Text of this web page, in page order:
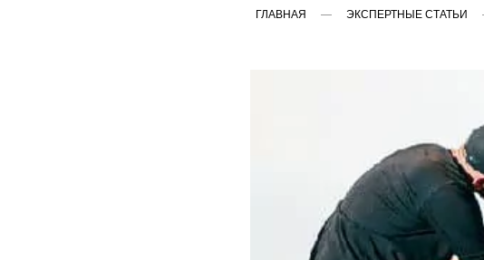
ГЛАВНАЯ ЭКСПЕРТНЫЕ СТАТЬИ